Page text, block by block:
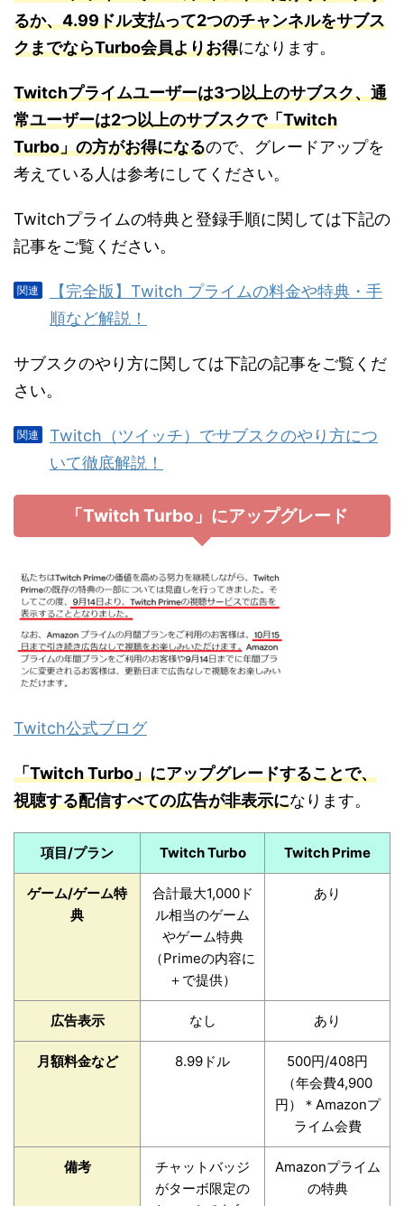
るか、4.99ドル支払って2つのチャンネルをサブス
クまでならTurbo会員よりお得になります。
Twitchプライムユーザーは3つ以上のサブスク、通
常ユーザーは2つ以上のサブスクで「Twitch
Turbo」の方がお得になるので、グレードアップを
考えている人は参考にしてください。
Twitchプライムの特典と登録手順に関しては下記の
記事をご覧ください。
【完全版】Twitch プライムの料金や特典・手
順など解説！
サブスクのやり方に関しては下記の記事をご覧くだ
さい。
Twitch（ツイッチ）でサブスクのやり方につ
いて徹底解説！
「Twitch Turbo」にアップグレード
Twitch公式ブログ
「Twitch Turbo」にアップグレードすることで、
視聴する配信すべての広告が非表示になります。
項目/プラン Twitch Turbo Twitch Prime
ゲーム/ゲーム特
典
合計最大1,000ド
ル相当のゲーム
やゲーム特典
（Primeの内容に
＋で提供）
あり
広告表示 なし あり
月額料金など 8.99ドル
500円/408円
（年会費4,900
円）＊Amazonプ
ライム会費
備考
チャットバッジ
がターボ限定の
Amazonプライム
の特典